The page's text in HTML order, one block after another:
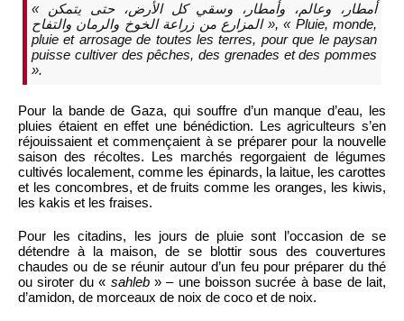
« أمطار، وعالم، وأمطار، وسقي كل الأرض، حتى يتمكن
المزارع من زراعة الخوخ والرمان والتفاح », « Pluie, monde,
pluie et arrosage de toutes les terres, pour que le paysan
puisse cultiver des pêches, des grenades et des pommes
».
Pour la bande de Gaza, qui souffre d’un manque d’eau, les
pluies étaient en effet une bénédiction. Les agriculteurs s’en
réjouissaient et commençaient à se préparer pour la nouvelle
saison des récoltes. Les marchés regorgaient de légumes
cultivés localement, comme les épinards, la laitue, les carottes
et les concombres, et de fruits comme les oranges, les kiwis,
les kakis et les fraises.
Pour les citadins, les jours de pluie sont l’occasion de se
détendre à la maison, de se blottir sous des couvertures
chaudes ou de se réunir autour d’un feu pour préparer du thé
ou siroter du « sahleb» – une boisson sucrée à base de lait,
d’amidon, de morceaux de noix de coco et de noix.